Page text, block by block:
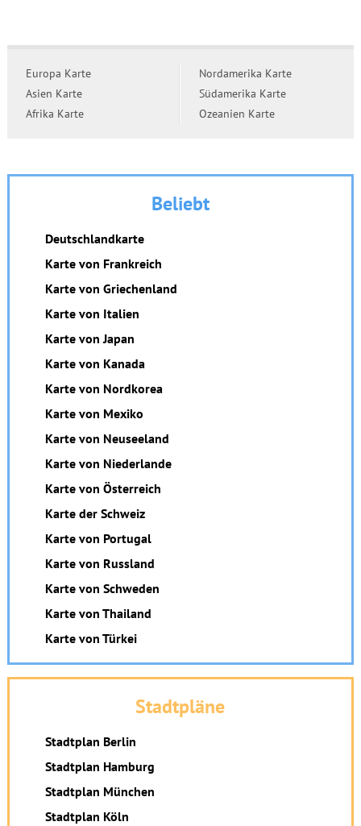
Europa Karte
Asien Karte
Afrika Karte
Nordamerika Karte
Südamerika Karte
Ozeanien Karte
Beliebt
Deutschlandkarte
Karte von Frankreich
Karte von Griechenland
Karte von Italien
Karte von Japan
Karte von Kanada
Karte von Nordkorea
Karte von Mexiko
Karte von Neuseeland
Karte von Niederlande
Karte von Österreich
Karte der Schweiz
Karte von Portugal
Karte von Russland
Karte von Schweden
Karte von Thailand
Karte von Türkei
Stadtpläne
Stadtplan Berlin
Stadtplan Hamburg
Stadtplan München
Stadtplan Köln